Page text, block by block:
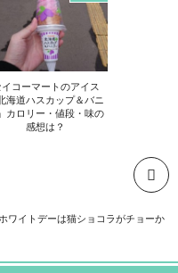
イコーマートのアイス
海道ハスカップ＆バニ
カロリー・値段・味の
感想は？
ワイトデーは猫ショコラがチョーか